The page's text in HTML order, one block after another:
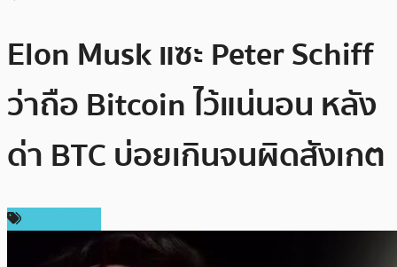
Elon Musk แซะ Peter Schiff
ว่าถือ Bitcoin ไว้แน่นอน หลัง
ด่า BTC บ่อยเกินจนผิดสังเกต